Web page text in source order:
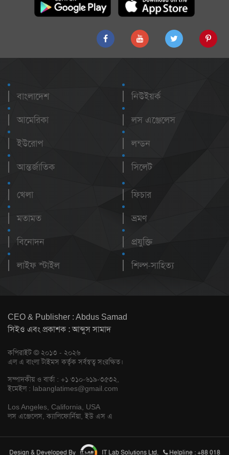
বাংলাদেশ
আমেরিকা
ইউরোপ
আন্তর্জাতিক
নিউইয়র্ক
লস এঞ্জেলেস
লন্ডন
সিলেট
খেলা
মতামত
বিনোদন
লাইফ স্টাইল
ফিচার
ভ্রমণ
প্রযুক্তি
শিল্প-সাহিত্য
CEO & Publisher : Abdus Samad
সিইও এবং প্রকাশক : আব্দুস সামাদ
কপিরাইট © ২০১৩ - ২০২৬
এল এ বাংলা টাইমস কর্তৃক সর্বস্বত্ব সংরক্ষিত।
সম্পাদকীয় ও বার্তা : +১ ৩১০-৬১৯-৩৫৩২,
ইমেইল : labanglatimes@gmail.com
Los Angeles, California, USA
লস এঞ্জেলেস, ক্যালিফোর্নিয়া, ইউ এস এ
Design & Developed By IT Lab Solutions Ltd. Helpline : +88 018